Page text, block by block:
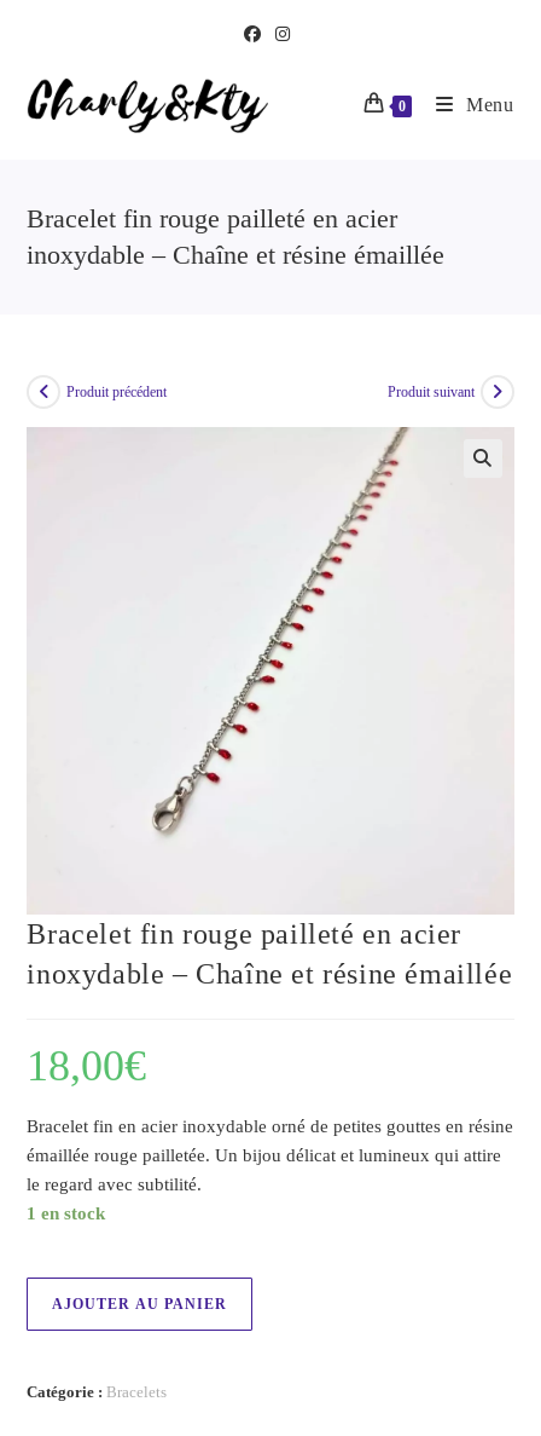
0 Menu
Bracelet fin rouge pailleté en acier
inoxydable – Chaîne et résine émaillée
Produit précédent Produit suivant
Bracelet fin rouge pailleté en acier
inoxydable – Chaîne et résine émaillée
18,00€
Bracelet fin en acier inoxydable orné de petites gouttes en résine
émaillée rouge pailletée. Un bijou délicat et lumineux qui attire
le regard avec subtilité.
1 en stock
AJOUTER AU PANIER
Catégorie : Bracelets